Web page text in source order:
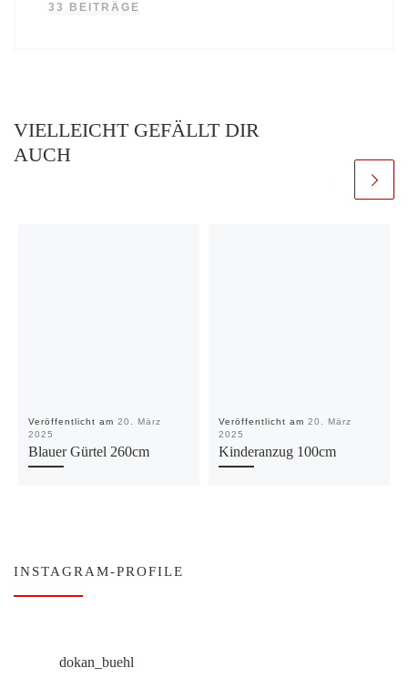
33 BEITRÄGE
VIELLEICHT GEFÄLLT DIR
AUCH
Veröffentlicht am20. März
2025
Blauer Gürtel 260cm
Veröffentlicht am20. März
2025
Kinderanzug 100cm
INSTAGRAM-PROFILE
dokan_buehl